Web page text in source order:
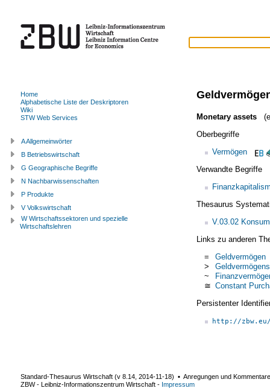
Monetary assets
Oberbegriffe
Vermögen
Verwandte Begriffe
Thesaurus
V.03.02
Links zu anderen
=
Geldvermögen
>
~
≅ Constant
Persistenter
http://
Home
Alphabetische Liste der Deskriptoren
Wiki
STW Web Services
A Allgemeinwörter
B Betriebswirtschaft
G Geographische Begriffe
N Nachbarwissenschaften
P Produkte
V Volkswirtschaft
W Wirtschaftssektoren und spezielle
Wirtschaftslehren
Standard-Thesaurus Wirtschaft (v 8.14 2014-11-18) ▪ Anregungen und
ZBW - Leibniz-Informationszentrum Wirtschaft - Impressum